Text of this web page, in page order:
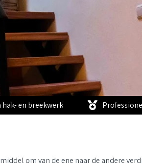
hak- en breekwerk
om van de ene naar de andere